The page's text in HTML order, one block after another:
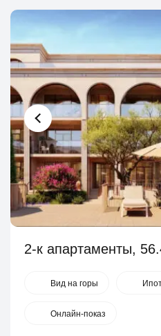
2-к апартаменты,
Вид на горы
Онлайн-показ